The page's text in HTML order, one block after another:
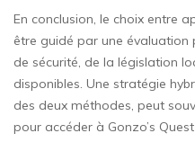
En conclusion, le choix entre
être guidé par une évaluation
de sécurité, de la législation
disponibles. Une stratégie
des deux méthodes, peut
pour accéder à Gonzo’s